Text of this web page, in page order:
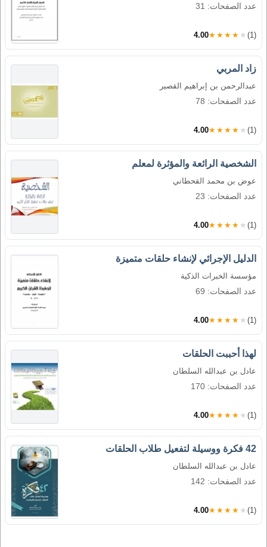
عدد الصفحات: 31
4.00★★★★★ (1)
زاد المربي
عبدالرحمن بن إبراهيم القصير
عدد الصفحات: 78
4.00★★★★★ (1)
الشخصية الرائعة والمؤثرة لمعلم
عوض بن محمد القحطاني
عدد الصفحات: 23
4.00★★★★★ (1)
الدليل الإجرائي لإنشاء حلقات متميزة
مؤسسة الخبرات الذكية
عدد الصفحات: 69
4.00★★★★★ (1)
لهذا أحببت الحلقات
عادل بن عبدالله السلطان
عدد الصفحات: 170
4.00★★★★★ (1)
42 فكرة ووسيلة لتفعيل طلاب الحلقات
عادل بن عبدالله السلطان
عدد الصفحات: 142
4.00★★★★★ (1)